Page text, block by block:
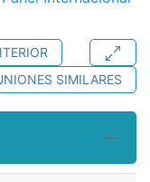
SIMILARES